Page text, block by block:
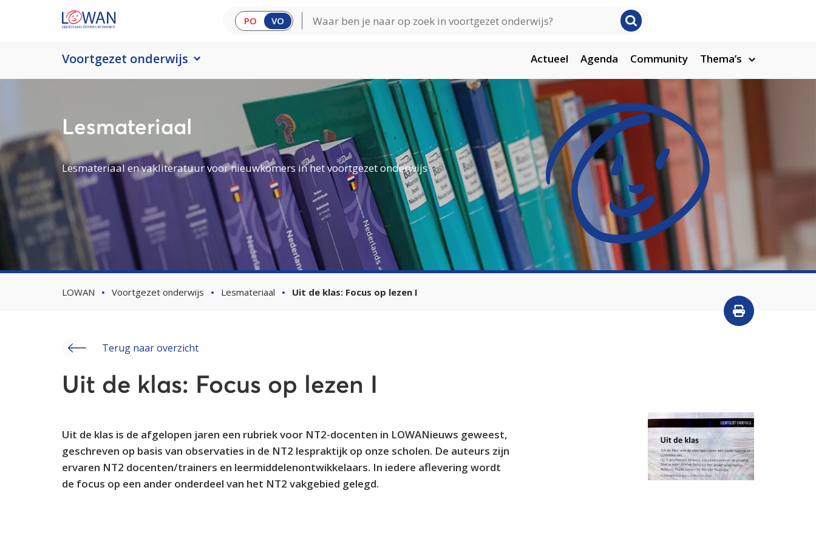
PO VO
Voortgezet onderwijs Actueel Agenda Community Thema’s
Lesmateriaal
Lesmateriaal en vakliteratuur voor nieuwkomers in het voortgezet onderwijs
LOWAN Voortgezet onderwijs Lesmateriaal Uit de klas: Focus op lezen I
Terug naar overzicht
Uit de klas: Focus op lezen I
Uit de klas is de afgelopen jaren een rubriek voor NT2-docenten in LOWANieuws geweest,
geschreven op basis van observaties in de NT2 lespraktijk op onze scholen. De auteurs zijn
ervaren NT2 docenten/trainers en leermiddelenontwikkelaars. In iedere aflevering wordt
de focus op een ander onderdeel van het NT2 vakgebied gelegd.